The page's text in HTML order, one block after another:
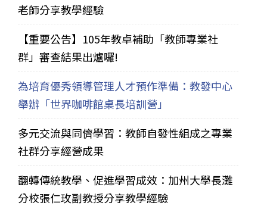
老師分享教學經驗
【重要公告】105年教卓補助「教師專業社
群」審查結果出爐囉!
為培育優秀領導管理人才預作準備：教發中心
舉辦「世界咖啡館桌長培訓營」
多元交流與同儕學習：教師自發性組成之專業
社群分享經營成果
翻轉傳統教學、促進學習成效：加州大學長灘
分校張仁玫副教授分享教學經驗